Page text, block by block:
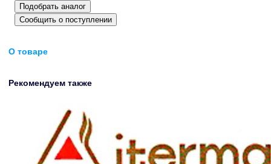
Подобрать аналог
Сообщить о поступлении
О товаре
Рекомендуем также